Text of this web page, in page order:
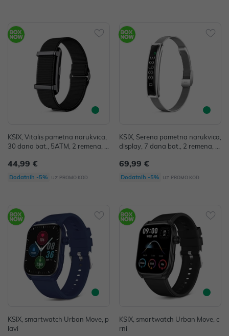
KSIX, Vitalis pametna narukvica,
30 dana bat., 5ATM, 2 remena, cr
44,99 €
Dodatnih -5% uz PROMO KOD
KSIX, Serena pametna narukvica,
display, 7 dana bat., 2 remena, sr
69,99 €
Dodatnih -5% uz PROMO KOD
KSIX, smartwatch Urban Move, p
lavi
KSIX, smartwatch Urban Move, c
rni